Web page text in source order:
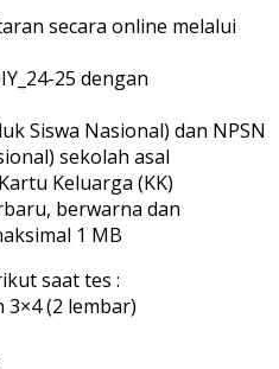
secara online melalui
25 dengan
Siswa Nasional) dan NPSN
sekolah asal
Keluarga (KK)
berwarna dan
1 MB
saat tes :
3×4 (2 lembar)